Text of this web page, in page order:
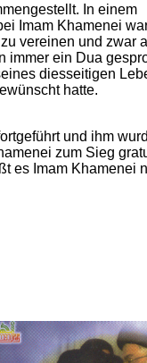
In einem
Imam Khamenei
vereinen und zwar
immer ein Dua
diesseitigen
hatte.
und ihm
zum Sieg
es Imam Khamenei